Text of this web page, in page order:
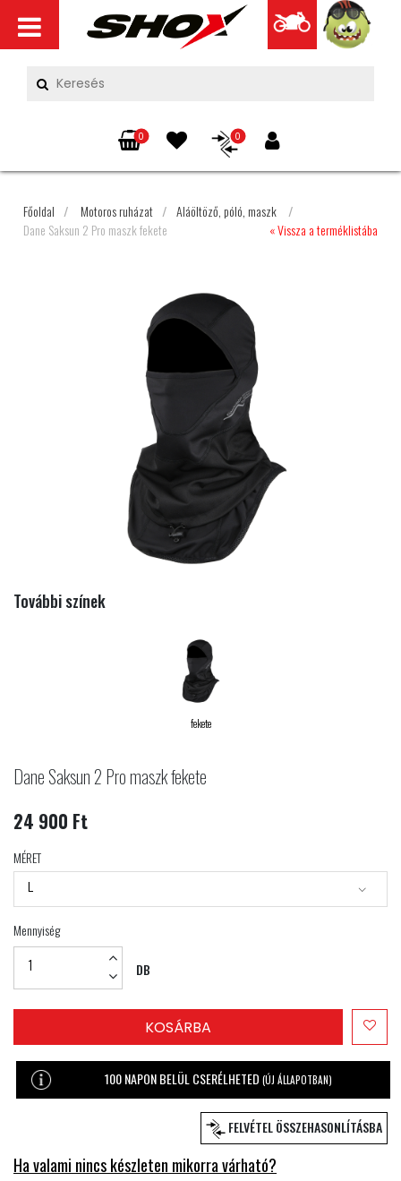
0 0
Főoldal / Motoros ruházat / Aláöltöző, póló, maszk
/
Dane Saksun 2 Pro maszk fekete
« Vissza a terméklistába
További színek
fekete
Dane Saksun 2 Pro maszk fekete
24 900 Ft
MÉRET
L
Mennyiség
DB
KOSÁRBA
100 NAPON BELÜL CSERÉLHETED (ÚJ ÁLLAPOTBAN)
FELVÉTEL ÖSSZEHASONLÍTÁSBA
Ha valami nincs készleten mikorra várható?